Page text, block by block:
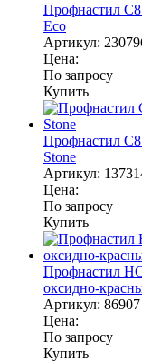
Профнастил
Eco
Артикул:
Цена:
По запросу
Купить
Профнастил
Stone
Артикул:
Цена:
По запросу
Купить
Профнастил
оксидно-
Артикул: 86907
Цена:
По запросу
Купить